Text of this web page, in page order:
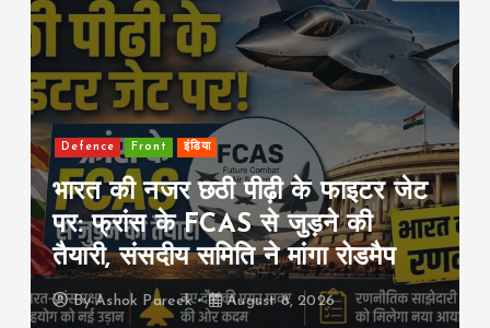
Defence Front इंडिया
भारत की नजर छठी पीढ़ी के फाइटर जेट
पर: फ्रांस के FCAS से जुड़ने की
तैयारी, संसदीय समिति ने मांगा रोडमैप
ByAshok Pareek August 8, 2026